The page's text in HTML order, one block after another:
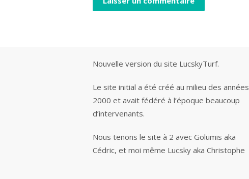
Nouvelle version du site LucskyTurf.
Le site initial a été créé au milieu des années
2000 et avait fédéré à l’époque beaucoup
d’intervenants.
Nous tenons le site à 2 avec Golumis aka
Cédric, et moi même Lucsky aka Christophe